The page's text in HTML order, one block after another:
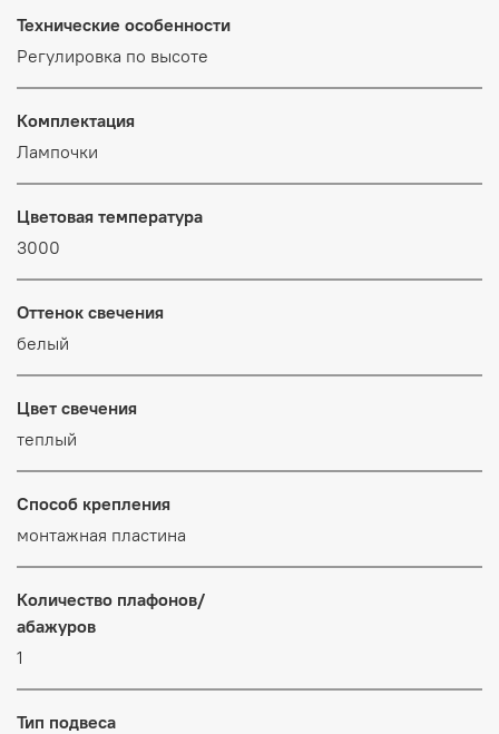
Технические особенности
Регулировка по высоте
Комплектация
Лампочки
Цветовая температура
3000
Оттенок свечения
белый
Цвет свечения
теплый
Способ крепления
монтажная пластина
Количество плафонов/
абажуров
1
Тип подвеса